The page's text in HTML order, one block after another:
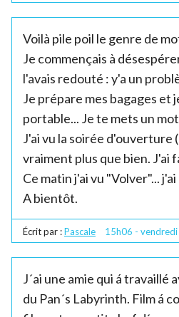
Voilà pile poil le genre de
Je commençais à
l'avais redouté : y'a un
Je prépare mes bagages et
portable... Je te mets un
J'ai vu la soirée d'ouverture
vraiment plus que bien. J'ai
Ce matin j'ai vu "Volver"...
A bientôt.
Écrit par :Pascale 15h06 -
J´ai une amie qui á travaillé
du Pan´s Labyrinth. Film á